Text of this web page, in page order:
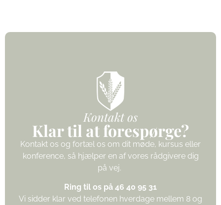
Kontakt os
Klar til at forespørge?
Kontakt os og fortæl os om dit møde, kursus eller
konference, så hjælper en af vores rådgivere dig
på vej.
Ring til os på 46 40 95 31
Vi sidder klar ved telefonen hverdage mellem 8 og